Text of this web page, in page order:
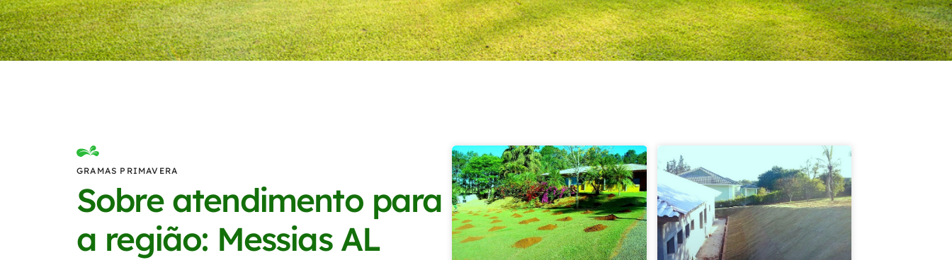
GRAMAS PRIMAVERA
Sobre atendimento para
a região: Messias AL